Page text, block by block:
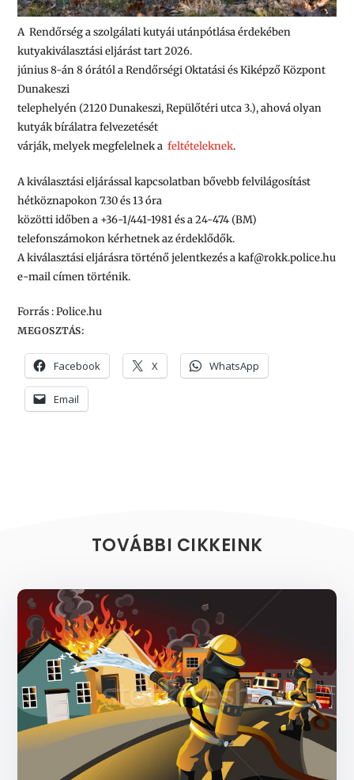
A Rendőrség a szolgálati kutyái utánpótlása érdekében
kutyakiválasztási eljárást tart 2026.
június 8-án 8 órától a Rendőrségi Oktatási és Kiképző Központ
Dunakeszi
telephelyén (2120 Dunakeszi, Repülőtéri utca 3.), ahová olyan
kutyák bírálatra felvezetését
várják, melyek megfelelnek afeltételeknek.
A kiválasztási eljárással kapcsolatban bővebb felvilágosítást
hétköznapokon 7.30 és 13 óra
közötti időben a +36-1/441-1981 és a 24-474 (BM)
telefonszámokon kérhetnek az érdeklődők.
A kiválasztási eljárásra történő jelentkezés a kaf@rokk.police.hu
e-mail címen történik.
Forrás : Police.hu
MEGOSZTÁS:
Facebook X WhatsApp
Email
TOVÁBBI CIKKEINK